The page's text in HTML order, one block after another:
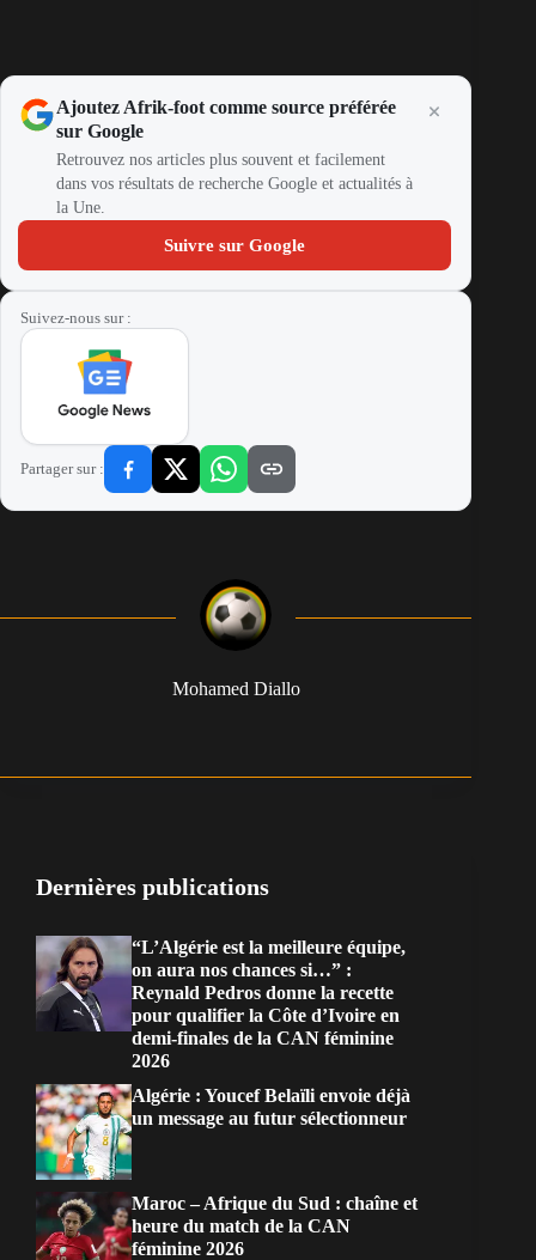
Ajoutez Afrik-foot comme source préférée
sur Google
Retrouvez nos articles plus souvent et facilement
dans vos résultats de recherche Google et actualités à
la Une.
Suivre sur Google
Suivez-nous sur :
Partager sur :
Mohamed Diallo
Dernières publications
“L’Algérie est la meilleure équipe,
on aura nos chances si…” :
Reynald Pedros donne la recette
pour qualifier la Côte d’Ivoire en
demi-finales de la CAN féminine
2026
Algérie : Youcef Belaïli envoie déjà
un message au futur sélectionneur
Maroc – Afrique du Sud : chaîne et
heure du match de la CAN
féminine 2026